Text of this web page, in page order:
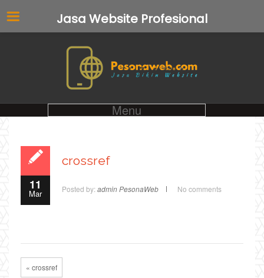
Menu
11
Mar
crossref
Posted by: admin PesonaWeb No comments
« crossref
Jasa Website Profesional